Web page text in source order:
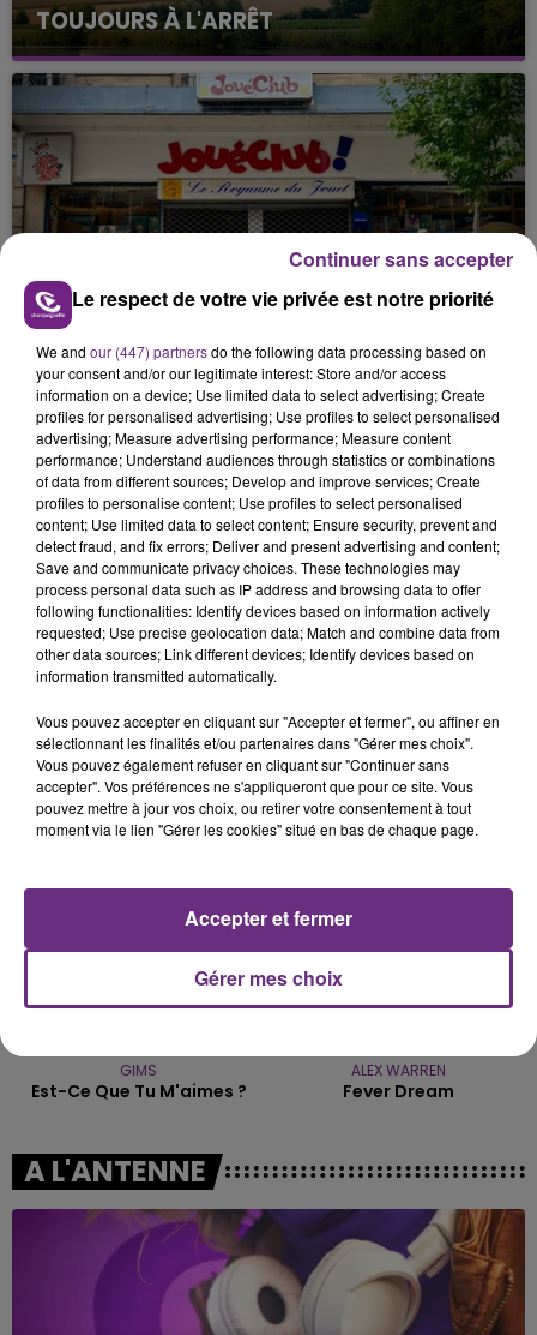
TOUJOURS À L'ARRÊT
Cela fait déjà une semaine que la centrale
nucléaire ardennaise est à l'arrêt. Une situation
justifiée par la sécheresse intense qui est toujours
présente.
LE MAGASIN JOUÉCLUB DE REIMS FERME
SES PORTES
C'était l'une des institutions du centre-ville
rémois. Le magasin JouéClub est contraint de
fermer ses portes.
TITRES DIFFUSÉS
16h52
16h52
TRYO
La Traversee
16h49
16h49
OLIVIA DEAN
So Easy (to Fall In Love)
16h42
16h42
GIMS
Est-Ce Que Tu M'aimes ?
16h39
16h39
ALEX WARREN
Fever Dream
A L'ANTENNE
Le respect de votre vie privée est notre priorité
We and our (447) partnersdo the following data processing based on
your consent and/or our legitimate interest: Store and/or access
information on a device; Use limited data to select advertising; Create
profiles for personalised advertising; Use profiles to select personalised
advertising; Measure advertising performance; Measure content
performance; Understand audiences through statistics or combinations
of data from different sources; Develop and improve services; Create
profiles to personalise content; Use profiles to select personalised
content; Use limited data to select content; Ensure security, prevent and
detect fraud, and fix errors; Deliver and present advertising and content;
Save and communicate privacy choices. These technologies may
process personal data such as IP address and browsing data to offer
following functionalities: Identify devices based on information actively
requested; Use precise geolocation data; Match and combine data from
other data sources; Link different devices; Identify devices based on
information transmitted automatically.
Vous pouvez accepter en cliquant sur "Accepter et fermer", ou affiner en
sélectionnant les finalités et/ou partenaires dans "Gérer mes choix".
Vous pouvez également refuser en cliquant sur "Continuer sans
accepter". Vos préférences ne s'appliqueront que pour ce site. Vous
pouvez mettre à jour vos choix, ou retirer votre consentement à tout
moment via le lien "Gérer les cookies" situé en bas de chaque page.
Gérer mes choix
Accepter et fermer
Continuer sans accepter